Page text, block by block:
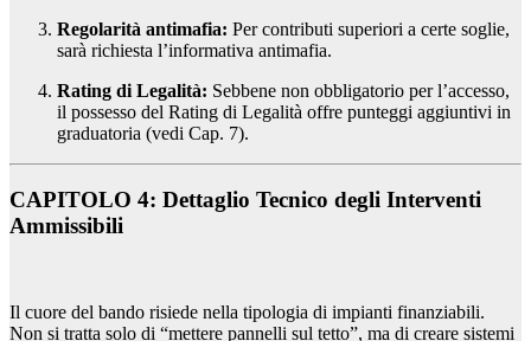
Regolarità antimafia: Per contributi superiori a certe soglie,
sarà richiesta l’informativa antimafia.
Rating di Legalità: Sebbene non obbligatorio per l’accesso,
il possesso del Rating di Legalità offre punteggi aggiuntivi in
graduatoria (vedi Cap. 7).
CAPITOLO 4: Dettaglio Tecnico degli Interventi
Ammissibili
Il cuore del bando risiede nella tipologia di impianti finanziabili.
Non si tratta solo di “mettere pannelli sul tetto”, ma di creare sistemi